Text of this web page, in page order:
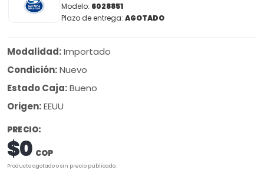
Modelo: 6028851
Plazo de entrega: AGOTADO
Modalidad:Importado
Condición:Nuevo
Estado Caja:Bueno
Origen:EEUU
PRECIO:
$0 COP
Producto agotado o sin precio publicado.